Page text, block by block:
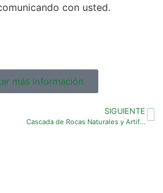
con usted.
más información
SIGUIENTE
Cascada de Rocas Naturales y Artificiales